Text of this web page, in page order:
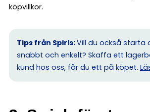
köpvillkor.
Tips från Spiris:Vill du också starta
snabbt och enkelt? Skaffa ett
kund hos oss, får du ett på köpet.